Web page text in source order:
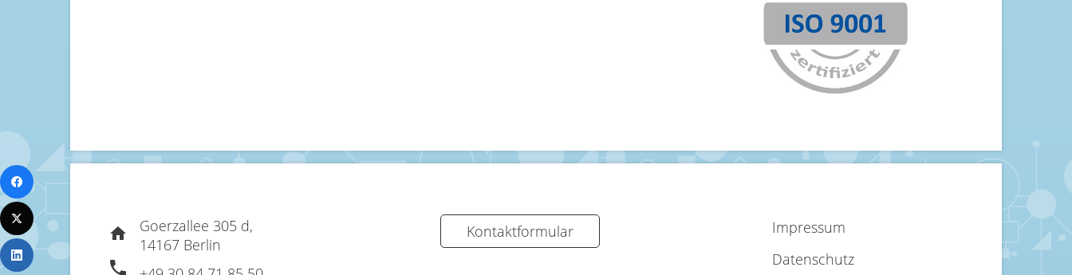
Goerzallee 305 d,
14167 Berlin
Kontaktformular
Impressum
Datenschutz